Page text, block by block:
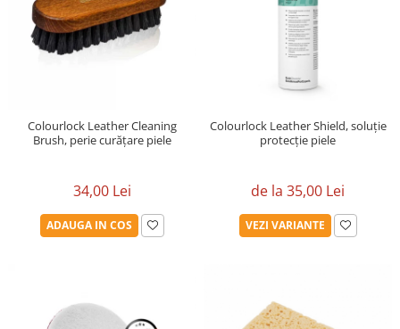
Colourlock Leather Cleaning
Brush, perie curățare piele
34,00 Lei
ADAUGA IN COS
Colourlock Leather Shield, soluție
protecție piele
de la 35,00 Lei
VEZI VARIANTE